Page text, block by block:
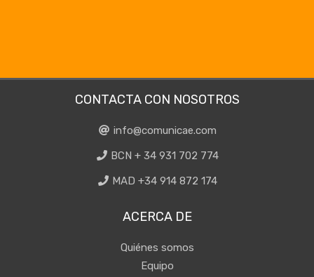
CONTACTA CON NOSOTROS
info@comunicae.com
BCN + 34 931 702 774
MAD +34 914 872 174
ACERCA DE
Quiénes somos
Equipo